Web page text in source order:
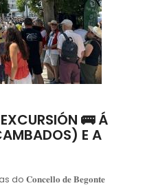
🚌 Á
E A
𝐂𝐨𝐧𝐜𝐞𝐥𝐥𝐨 𝐝𝐞 𝐁𝐞𝐠𝐨𝐧𝐭𝐞